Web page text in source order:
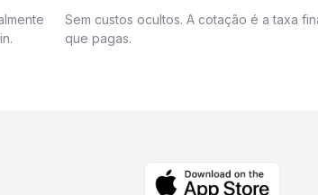
Sem custos ocultos. A cotação é a taxa
que pagas.